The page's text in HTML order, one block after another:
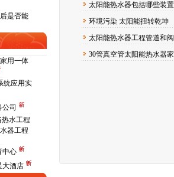
是否能
用一体
统应用实
司
水工程
器工程
中心
大酒店
太阳能热水器包括哪些装置
环境污染 太阳能扭转乾坤
太阳能热水器工程管道和
30管真空管太阳能热水器